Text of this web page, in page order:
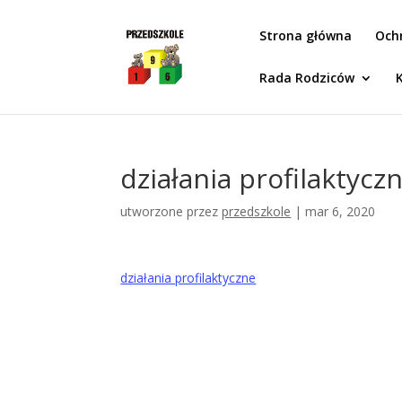
Strona główna
Rada Rodziców
działania
utworzone przezprzedszkole |mar 6, 2020
działania profilaktyczne